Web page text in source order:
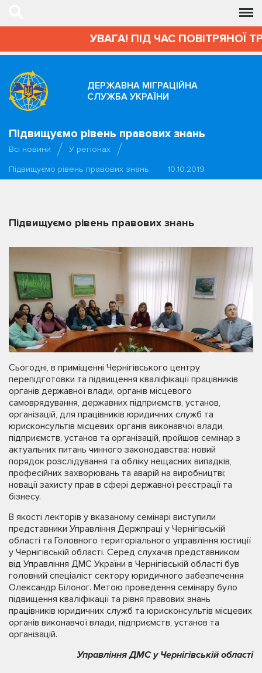
УВАГА! ПІД ЧАС ПОВІТРЯНОЇ
ДЕРЖАВНА МІГРАЦІЙНА
СЛУЖБА УКРАЇНИ
Підвищуємо рівень правових знань
Всі новини
У регіонах
Підвищуємо рівень правових знань
10.10.2019
Підвищуємо рівень правових знань
Сьогодні, в приміщенні Чернігівського центру
перепідготовки та підвищення кваліфікації працівників
органів державної влади, органів місцевого
самоврядування, державних підприємств, установ,
організацій, для працівників юридичних служб та
юрисконсультів місцевих органів виконавчої влади,
підприємств, установ та організацій, пройшов семінар з
актуальних питань чинного законодавства: новий
порядок розслідування та обліку нещасних випадків,
професійних захворювань та аварій на виробництві;
новації захисту прав в сфері державної реєстрації та
бізнесу.
В якості лекторів у вказаному семінарі виступили
представники Управління Держпраці у Чернігівській
області та Головного територіального управління юстиції
у Чернігівській області. Серед слухачів представником
від Управління ДМС України в Чернігівській області був
головний спеціаліст сектору юридичного забезпечення
Олександр Білоног. Метою проведення семінару було
підвищення кваліфікації та рівня правових знань
працівників юридичних служб та юрисконсультів місцевих
органів виконавчої влади, підприємств, установ та
організацій.
Управління ДМС у Чернігівській області